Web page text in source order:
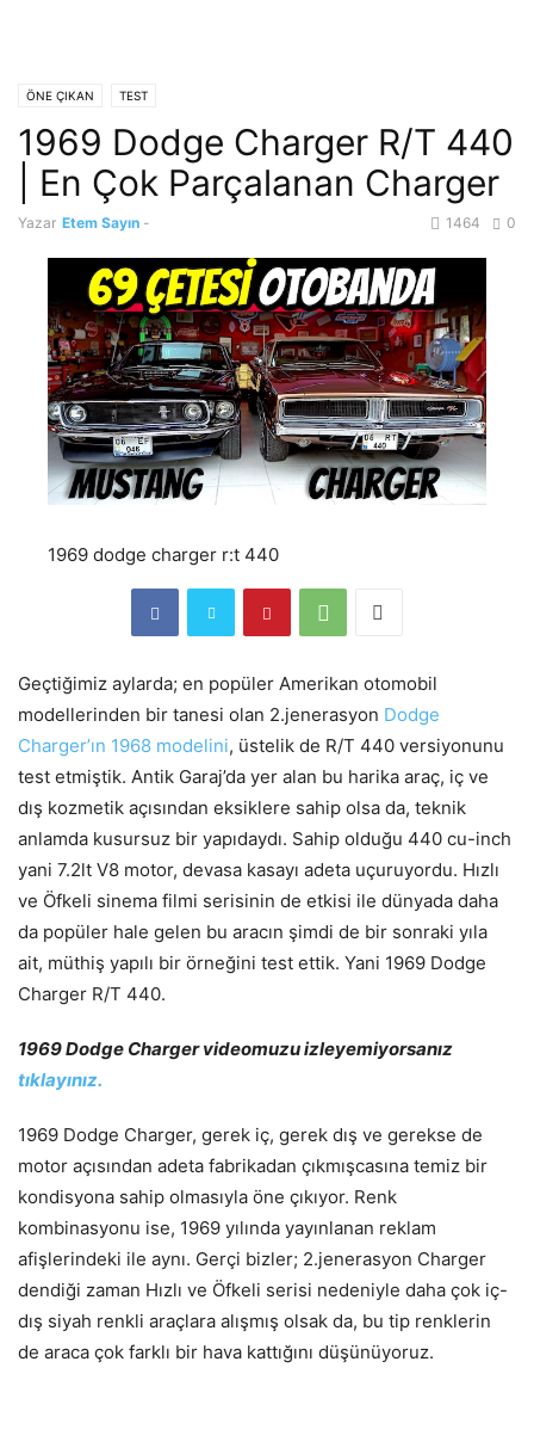
ÖNE ÇIKAN TEST
1969 Dodge Charger R/T 440
| En Çok Parçalanan Charger
Yazar Etem Sayın - 0
1464
1969 dodge charger r:t 440
Geçtiğimiz aylarda; en popüler Amerikan otomobil
modellerinden bir tanesi olan 2.jenerasyon Dodge
Charger’ın 1968 modelini, üstelik de R/T 440 versiyonunu
test etmiştik. Antik Garaj’da yer alan bu harika araç, iç ve
dış kozmetik açısından eksiklere sahip olsa da, teknik
anlamda kusursuz bir yapıdaydı. Sahip olduğu 440 cu-inch
yani 7.2lt V8 motor, devasa kasayı adeta uçuruyordu. Hızlı
ve Öfkeli sinema filmi serisinin de etkisi ile dünyada daha
da popüler hale gelen bu aracın şimdi de bir sonraki yıla
ait, müthiş yapılı bir örneğini test ettik. Yani 1969 Dodge
Charger R/T 440.
1969 Dodge Charger videomuzu izleyemiyorsanız
tıklayınız.
1969 Dodge Charger, gerek iç, gerek dış ve gerekse de
motor açısından adeta fabrikadan çıkmışcasına temiz bir
kondisyona sahip olmasıyla öne çıkıyor. Renk
kombinasyonu ise, 1969 yılında yayınlanan reklam
afişlerindeki ile aynı. Gerçi bizler; 2.jenerasyon Charger
dendiği zaman Hızlı ve Öfkeli serisi nedeniyle daha çok iç-
dış siyah renkli araçlara alışmış olsak da, bu tip renklerin
de araca çok farklı bir hava kattığını düşünüyoruz.